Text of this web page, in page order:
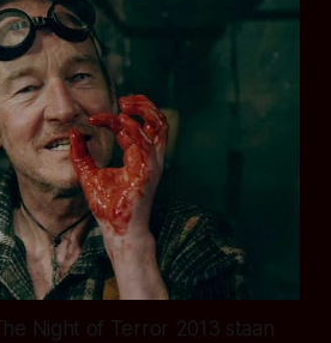
Night of Terror 2013 staan